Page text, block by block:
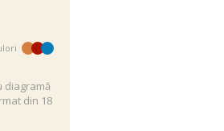
diagramă
din 18